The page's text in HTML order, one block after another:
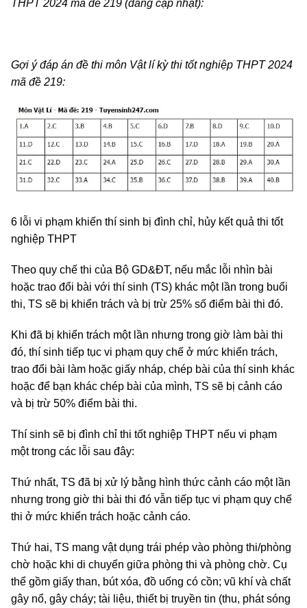
THPT 2024 mã đề 219 (đang cập nhật):
Gợi ý đáp án đề thi môn Vật lí kỳ thi tốt nghiệp THPT 2024
mã đề 219:
6 lỗi vi phạm khiến thí sinh bị đình chỉ, hủy kết quả thi tốt
nghiệp THPT
Theo quy chế thi của Bộ GD&ĐT, nếu mắc lỗi nhìn bài
hoặc trao đổi bài với thí sinh (TS) khác một lần trong buổi
thi, TS sẽ bị khiển trách và bị trừ 25% số điểm bài thi đó.
Khi đã bị khiển trách một lần nhưng trong giờ làm bài thi
đó, thí sinh tiếp tục vi phạm quy chế ở mức khiển trách,
trao đổi bài làm hoặc giấy nháp, chép bài của thí sinh khác
hoặc để bạn khác chép bài của mình, TS sẽ bị cảnh cáo
và bị trừ 50% điểm bài thi.
Thí sinh sẽ bị đình chỉ thi tốt nghiệp THPT nếu vi phạm
một trong các lỗi sau đây:
Thứ nhất, TS đã bị xử lý bằng hình thức cảnh cáo một lần
nhưng trong giờ thi bài thi đó vẫn tiếp tục vi phạm quy chế
thi ở mức khiển trách hoặc cảnh cáo.
Thứ hai, TS mang vật dụng trái phép vào phòng thi/phòng
chờ hoặc khi di chuyển giữa phòng thi và phòng chờ. Cụ
thể gồm giấy than, bút xóa, đồ uống có cồn; vũ khí và chất
gây nổ, gây cháy; tài liệu, thiết bị truyền tin (thu, phát sóng